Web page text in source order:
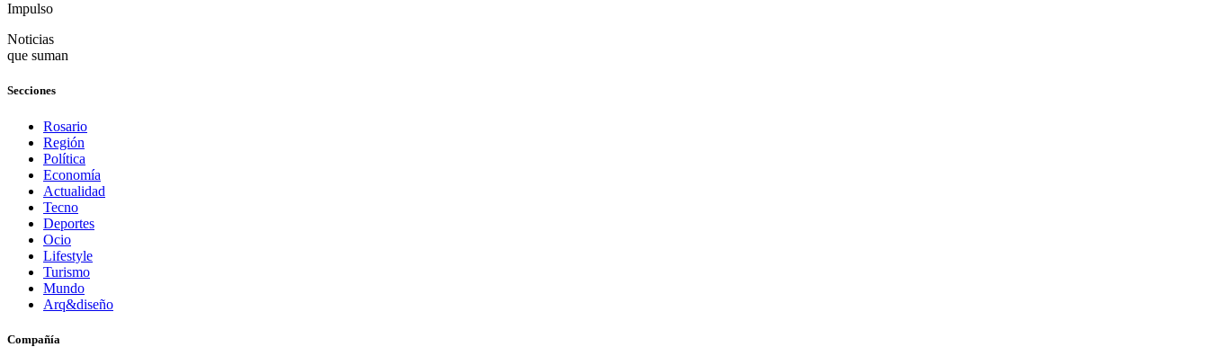
Impulso
Noticias
que suman
Secciones
Rosario
Región
Política
Economía
Actualidad
Tecno
Deportes
Ocio
Lifestyle
Turismo
Mundo
Arq&diseño
Compañía